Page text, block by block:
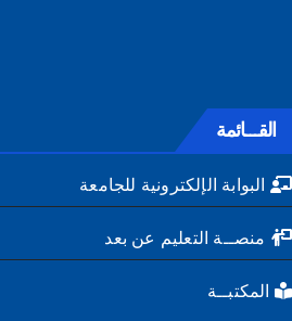
القـــائمة
البوابة الإلكترونية للجامعة
منصــة التعليم عن بعد
المكتبــة